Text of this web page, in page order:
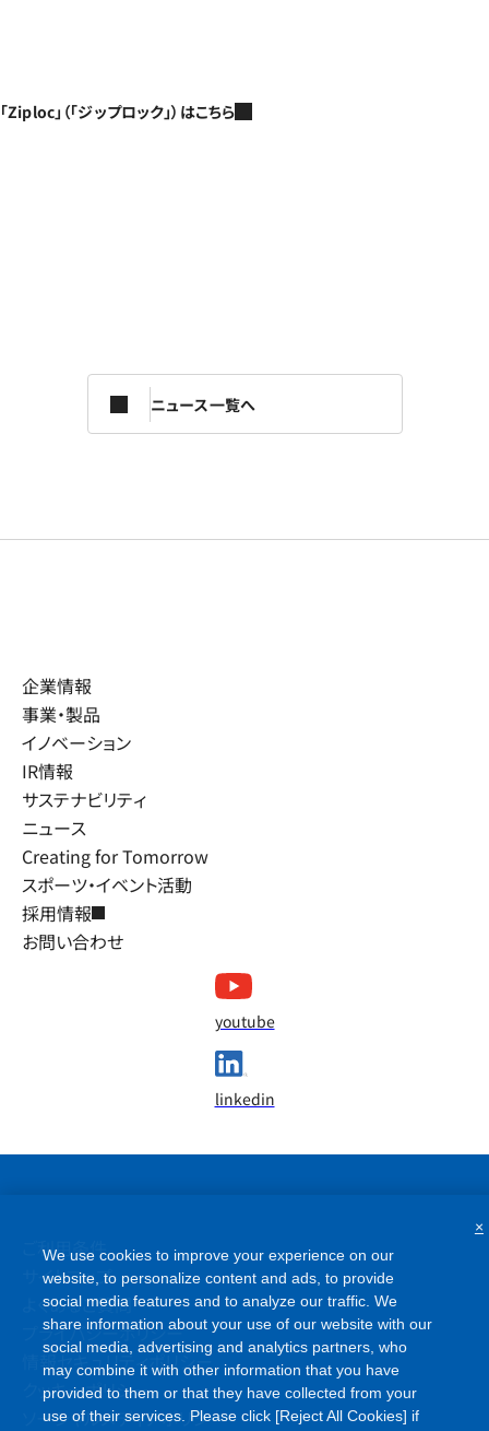
「Ziploc」（「ジップロック」）はこちら
ニュース一覧へ
企業情報
事業・製品
イノベーション
IR情報
サステナビリティ
ニュース
Creating for Tomorrow
スポーツ・イベント活動
採用情報
お問い合わせ
youtube
linkedin
ご利用条件
サイトマップ
よくあるご質問
プライバシーポリシー
情報セキュリティポリシー
クッキーポリシー
ソーシャルメディアポリシー
We use cookies to improve your experience on our
website, to personalize content and ads, to provide
social media features and to analyze our traffic. We
share information about your use of our website with our
social media, advertising and analytics partners, who
may combine it with other information that you have
provided to them or that they have collected from your
use of their services. Please click [Reject All Cookies] if
×